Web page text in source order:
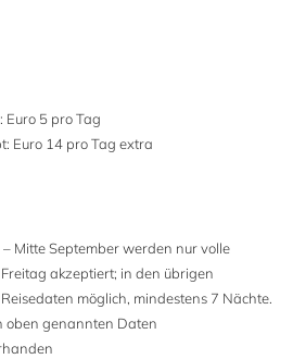
Euro 5 pro Tag
Euro 14 pro Tag extra
Mitte September werden nur volle
akzeptiert; in den übrigen
möglich, mindestens 7 Nächte.
oben genannten Daten